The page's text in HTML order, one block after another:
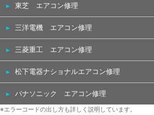
東芝 エアコン修理
三洋電機 エアコン修理
三菱重工 エアコン修理
松下電器ナショナルエアコン修理
パナソニック エアコン修理
※エラーコードの出し方も詳しく説明しています。